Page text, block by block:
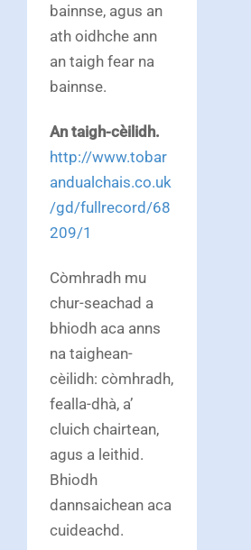
bainnse, agus an
ath oidhche ann
an taigh fear na
bainnse.
An taigh-cèilidh.
http://www.tobar
andualchais.co.uk
/gd/fullrecord/68
209/1
Còmhradh mu
chur-seachad a
bhiodh aca anns
na taighean-
cèilidh: còmhradh,
fealla-dhà, a’
cluich chairtean,
agus a leithid.
Bhiodh
dannsaichean aca
cuideachd.